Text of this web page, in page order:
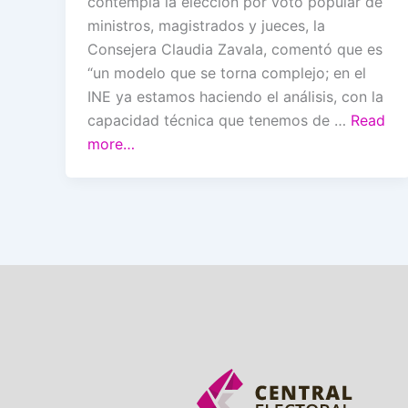
ministros, magistrados y jueces, la
Consejera Claudia Zavala, comentó que es
“un modelo que se torna complejo; en el
INE ya estamos haciendo el análisis, con la
capacidad técnica que tenemos de … Read
more…